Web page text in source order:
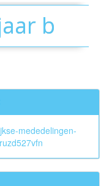
b
mededelingen-